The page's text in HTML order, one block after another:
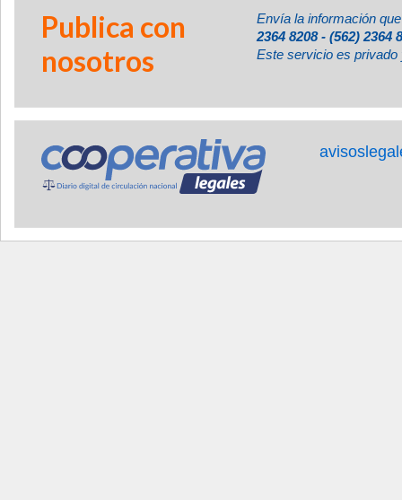
Publica con
nosotros
Envía la información
2364 8208 - (562) 2364
Este servicio es privado